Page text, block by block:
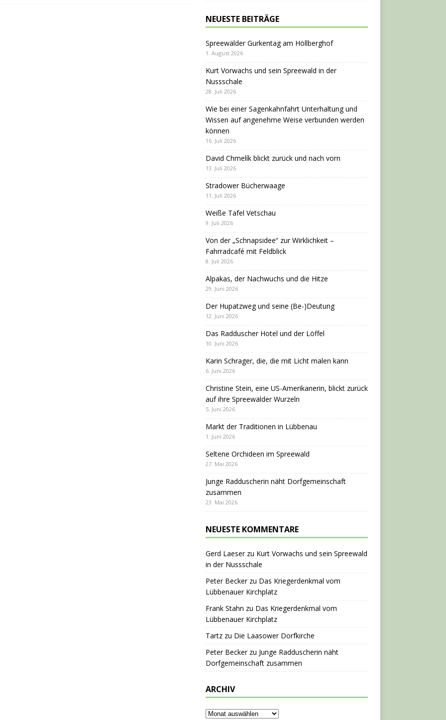
NEUESTE BEITRÄGE
Spreewälder Gurkentag am Höllberghof
1. August 2026
Kurt Vorwachs und sein Spreewald in der
Nussschale
28. Juli 2026
Wie bei einer Sagenkahnfahrt Unterhaltung und
Wissen auf angenehme Weise verbunden werden
können
16. Juli 2026
David Chmelík blickt zurück und nach vorn
13. Juli 2026
Stradower Bücherwaage
11. Juli 2026
Weiße Tafel Vetschau
9. Juli 2026
Von der „Schnapsidee“ zur Wirklichkeit –
Fahrradcafé mit Feldblick
8. Juli 2026
Alpakas, der Nachwuchs und die Hitze
29. Juni 2026
Der Hupatzweg und seine (Be-)Deutung
12. Juni 2026
Das Radduscher Hotel und der Löffel
10. Juni 2026
Karin Schrager, die, die mit Licht malen kann
6. Juni 2026
Christine Stein, eine US-Amerikanerin, blickt zurück
auf ihre Spreewälder Wurzeln
5. Juni 2026
Markt der Traditionen in Lübbenau
1. Juni 2026
Seltene Orchideen im Spreewald
27. Mai 2026
Junge Radduscherin näht Dorfgemeinschaft
zusammen
23. Mai 2026
NEUESTE KOMMENTARE
Gerd Laeserzu Kurt Vorwachs und sein Spreewald
in der Nussschale
Peter Beckerzu Das Kriegerdenkmal vom
Lübbenauer Kirchplatz
Frank Stahn zu Das Kriegerdenkmal vom
Lübbenauer Kirchplatz
Tartzzu Die Laasower Dorfkirche
Peter Beckerzu Junge Radduscherin näht
Dorfgemeinschaft zusammen
ARCHIV